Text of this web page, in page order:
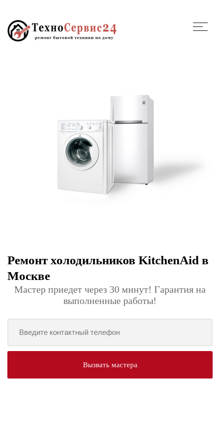
Ремонт холодильников KitchenAid в
Москве
Мастер приедет через 30 минут! Гарантия на